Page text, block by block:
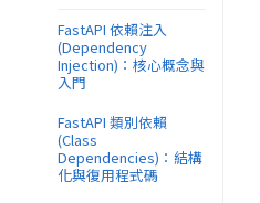
FastAPI 依賴注入
(Dependency
Injection)：核心概念與
入門
FastAPI 類別依賴
(Class
Dependencies)：結構
化與復用程式碼